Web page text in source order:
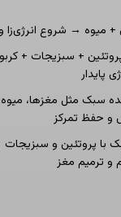
+ میوه → شروع انرژی‌زا
+ سبزیجات +
پایدار
سبک مثل مغزها،
حفظ تمرکز
با پروتئین و
و ترمیم مغز